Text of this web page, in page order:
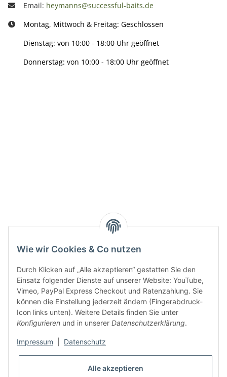
Wie wir Cookies & Co nutzen
Durch Klicken auf „Alle akzeptieren“ gestatten Sie den
Einsatz folgender Dienste auf unserer Website: YouTube,
Vimeo, PayPal Express Checkout und Ratenzahlung. Sie
können die Einstellung jederzeit ändern (Fingerabdruck-
Icon links unten). Weitere Details finden Sie unter
Konfigurieren und in unserer Datenschutzerklärung.
Impressum Datenschutz
Alle akzeptieren
Email: heymanns@successful-baits.de
Montag, Mittwoch & Freitag: Geschlossen
Dienstag: von 10:00 - 18:00 Uhr geöffnet
Donnerstag: von 10:00 - 18:00 Uhr geöffnet
Gesetzliche Informationen
* Alle Preise inkl. gesetzlicher USt., zzgl.